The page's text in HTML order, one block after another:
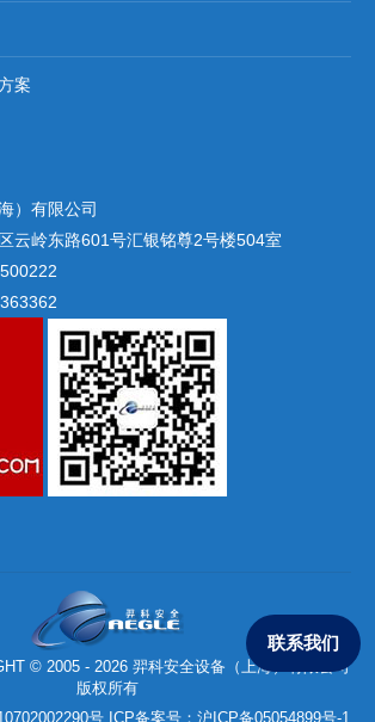
案
）有限公司
云岭东路601号汇银铭尊2号楼504室
© 2005 - 2026 羿科安全设备（上海）有限公司
版权所有
号 ICP备案号： 沪ICP备05054899号-1
联系我们